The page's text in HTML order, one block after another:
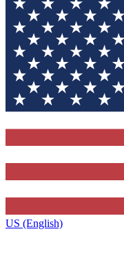
US (English)